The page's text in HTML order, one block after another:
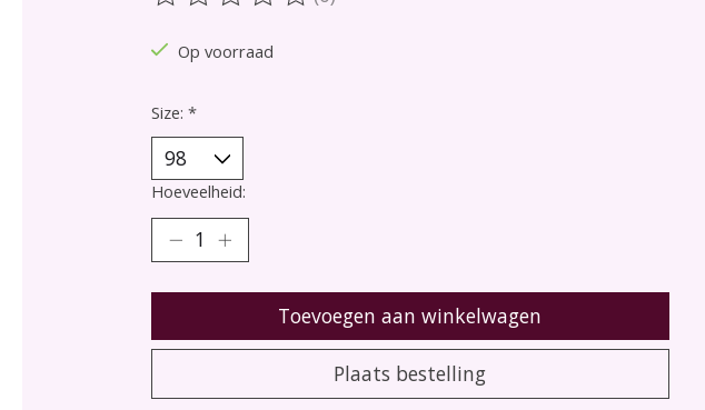
De beoordeling van dit product is
Op voorraad
Size: *
Hoeveelheid:
Toevoegen aan winkelwagen
Plaats bestelling